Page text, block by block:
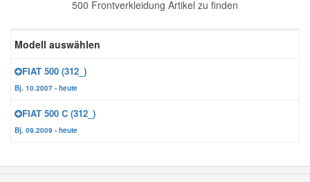
500 Frontverkleidung Artikel zu finden
Modell auswählen
FIAT 500 (312_)
Bj. 10.2007 - heute
FIAT 500 C (312_)
Bj. 09.2009 - heute
Zündanlage und Glühanlage